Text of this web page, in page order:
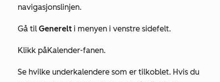
navigasjonslinjen.
Gå til Generelt i menyen i venstre sidefelt.
Klikk påKalender-fanen.
Se hvilke underkalendere som er tilkoblet. Hvis du